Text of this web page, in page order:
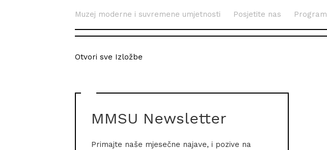
Muzej moderne i suvremene umjetnosti Posjetite nas Program
Otvori sve Izložbe
MMSU Newsletter
Primajte naše mjesečne najave, i pozive na